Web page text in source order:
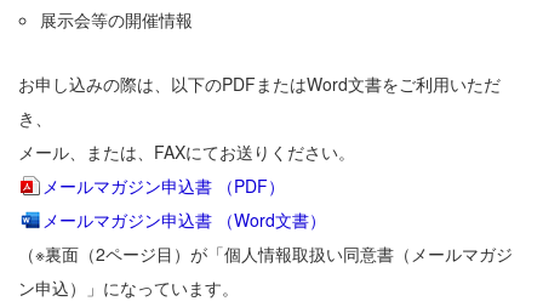
展示会等の開催情報
お申し込みの際は、以下のPDFまたはWord文書をご利用いただ
き、
メール、または、FAXにてお送りください。
メールマガジン申込書 （PDF）
メールマガジン申込書 （Word文書）
（※裏面（2ページ目）が「個人情報取扱い同意書（メールマガジ
ン申込）」になっています。